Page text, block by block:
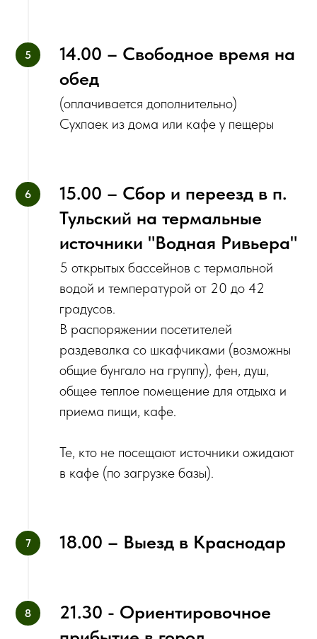
14.00 – Свободное время на
обед
(оплачивается дополнительно)
‌Сухпаек из дома или кафе у пещеры
15.00 – Сбор и переезд в п.
Тульский на термальные
источники "Водная Ривьера"
5 открытых бассейнов с термальной
водой и температурой от 20 до 42
градусов.
В распоряжении посетителей
раздевалка со шкафчиками (возможны
общие бунгало на группу), фен, душ,
общее теплое помещение для отдыха и
приема пищи, кафе.
Те, кто не посещают источники ожидают
в кафе (по загрузке базы).
18.00 – Выезд в Краснодар
21.30 - Ориентировочное